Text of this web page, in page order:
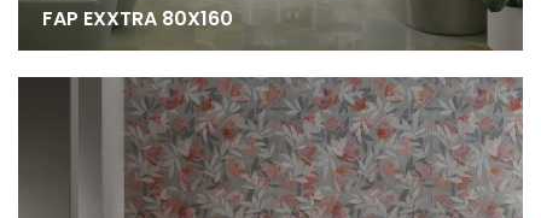
FAP EXXTRA 80X160